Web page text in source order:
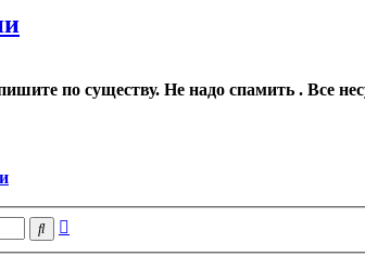
по существу. Не надо спамить . Все
Поиск